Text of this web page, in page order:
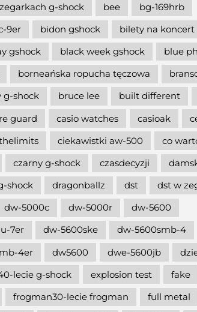
g-shock
bee
bg-169hrb
9er
bidon gshock
bilety na koncert
gshock
black week gshock
blue
borneańska ropucha tęczowa
g-shock
bruce lee built different
guard
casio watches casioak
ciekawistki aw-500
co
czarny g-shock czasdecyzji
shock
dragonballz dst
dst w
dw-5000c dw-5000r
dw-5600
7er
dw-5600ske
dw-5600smb-4
4er
dw5600 dwe-5600jb
lecie g-shock
explosion test fake
frogman30-lecie frogman
full metal